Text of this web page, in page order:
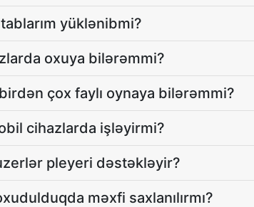
yüklənibmi?
oxuya bilərəmmi?
çox faylı oynaya bilərəmmi?
cihazlarda işləyirmi?
pleyeri dəstəkləyir?
məxfi saxlanılırmı?